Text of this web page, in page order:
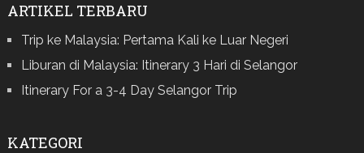
ARTIKEL TERBARU
Trip ke Malaysia: Pertama Kali ke Luar Negeri
Liburan di Malaysia: Itinerary 3 Hari di Selangor
Itinerary For a 3-4 Day Selangor Trip
KATEGORI